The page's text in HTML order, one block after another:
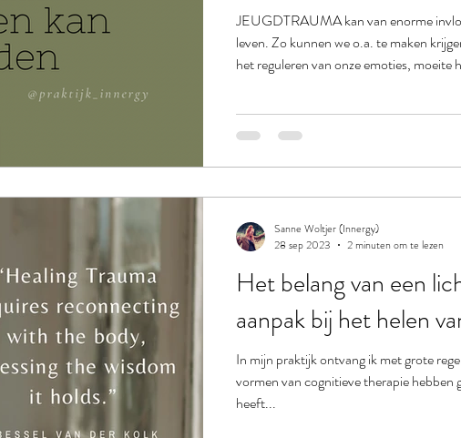
JEUGDTRAUMA kan van enorme
leven. Zo kunnen we o.a. te maken krijgen met problemen rondom
het reguleren van onze emoties, moeite
Het belang van een
aanpak bij het helen
In mijn praktijk ontvang ik met grote
vormen van cognitieve therapie hebben
heeft...
Sanne Woltjer (Innergy)
28 sep 2023
2 minuten om te lezen